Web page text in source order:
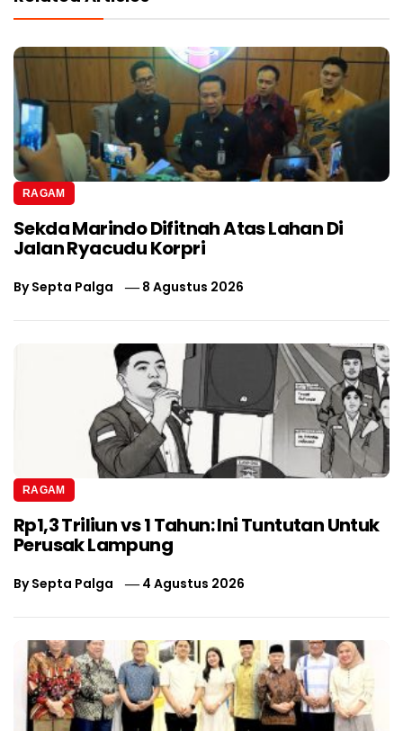
RAGAM
Sekda Marindo Difitnah Atas Lahan Di
Jalan Ryacudu Korpri
BySepta Palga 8 Agustus 2026
RAGAM
Rp1,3 Triliun vs 1 Tahun: Ini Tuntutan Untuk
Perusak Lampung
BySepta Palga 4 Agustus 2026